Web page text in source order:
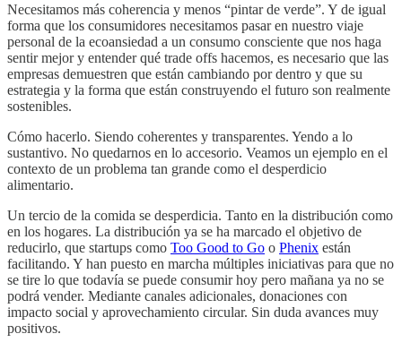
Necesitamos más coherencia y menos “pintar de verde”. Y de igual
forma que los consumidores necesitamos pasar en nuestro viaje
personal de la ecoansiedad a un consumo consciente que nos haga
sentir mejor y entender qué trade offs hacemos, es necesario que las
empresas demuestren que están cambiando por dentro y que su
estrategia y la forma que están construyendo el futuro son realmente
sostenibles.
Cómo hacerlo. Siendo coherentes y transparentes. Yendo a lo
sustantivo. No quedarnos en lo accesorio. Veamos un ejemplo en el
contexto de un problema tan grande como el desperdicio
alimentario.
Un tercio de la comida se desperdicia. Tanto en la distribución como
en los hogares. La distribución ya se ha marcado el objetivo de
reducirlo, que startups como Too Good to Go o Phenix están
facilitando. Y han puesto en marcha múltiples iniciativas para que no
se tire lo que todavía se puede consumir hoy pero mañana ya no se
podrá vender. Mediante canales adicionales, donaciones con
impacto social y aprovechamiento circular. Sin duda avances muy
positivos.